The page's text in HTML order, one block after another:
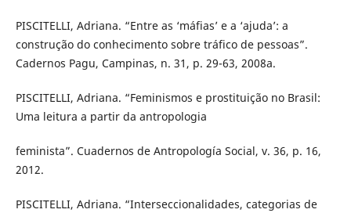
PISCITELLI, Adriana. “Entre as ‘máfias’ e a ‘ajuda’: a
construção do conhecimento sobre tráfico de pessoas”.
Cadernos Pagu, Campinas, n. 31, p. 29-63, 2008a.
PISCITELLI, Adriana. “Feminismos e prostituição no Brasil:
Uma leitura a partir da antropologia
feminista”. Cuadernos de Antropología Social, v. 36, p. 16,
2012.
PISCITELLI, Adriana. “Interseccionalidades, categorias de